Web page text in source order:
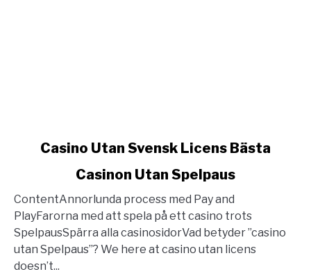
Utan
Svensk
Licens
Bästa
Casinon
Casino Utan Svensk Licens Bästa
Casinon Utan Spelpaus
ContentAnnorlunda process med Pay and
PlayFarorna med att spela på ett casino trots
SpelpausSpärra alla casinosidorVad betyder ”casino
utan Spelpaus”? We here at casino utan licens
doesn’t...